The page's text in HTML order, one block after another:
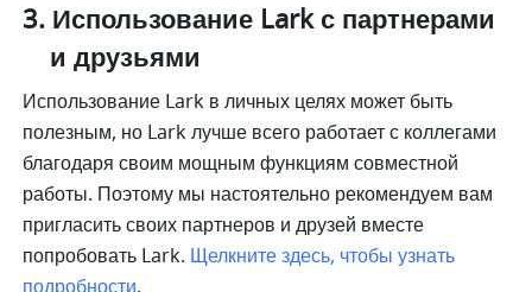
Использование Lark с партнерами
и друзьями
Использование Lark в личных целях может быть
полезным, но Lark лучше всего работает с коллегами
благодаря своим мощным функциям совместной
работы. Поэтому мы настоятельно рекомендуем вам
пригласить своих партнеров и друзей вместе
попробовать Lark. Щелкните здесь, чтобы узнать